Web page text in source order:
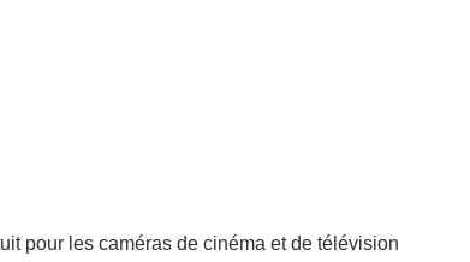
pour les caméras de cinéma et de télévision